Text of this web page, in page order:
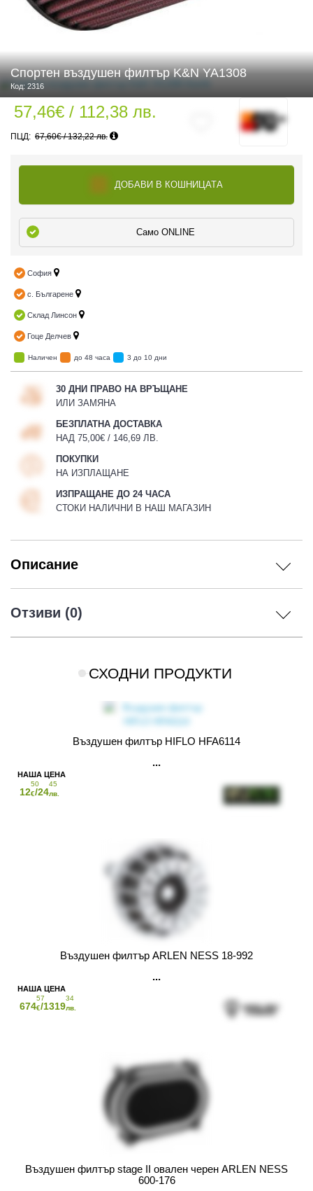
ЕКИПИРОВКА
Спортен въздушен филтър K&N YA1308
Код: 2316
57,46€ / 112,38 лв.
67,60€ / 132,22 лв.
ДОБАВИ В КОШНИЦАТА
Само ONLINE
София
с. Българене
Склад Линсон
Гоце Делчев
Наличен до 48 часа 3 до 10 дни
30 ДНИ ПРАВО НА ВРЪЩАНЕ
ИЛИ ЗАМЯНА
БЕЗПЛАТНА ДОСТАВКА
НАД 75,00€ / 146,69 ЛВ.
ПОКУПКИ
НА ИЗПЛАЩАНЕ
ИЗПРАЩАНЕ ДО 24 ЧАСА
СТОКИ НАЛИЧНИ В НАШ МАГАЗИН
Описание
Отзиви (0)
СХОДНИ ПРОДУКТИ
Въздушен филтър HIFLO HFA6114
12
50
€/24
45
лв.
Въздушен филтър ARLEN NESS 18-992
674
57
€/1319
34
лв.
Въздушен филтър stage II овален черен ARLEN NESS
600-176